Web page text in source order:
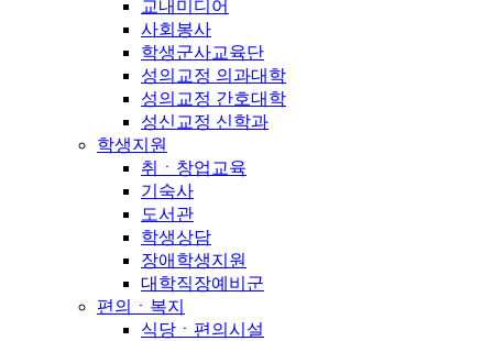
교내미디어
사회봉사
학생군사교육단
성의교정 의과대학
성의교정 간호대학
성신교정 신학과
학생지원
취ㆍ창업교육
기숙사
도서관
학생상담
장애학생지원
대학직장예비군
편의ㆍ복지
식당ㆍ편의시설